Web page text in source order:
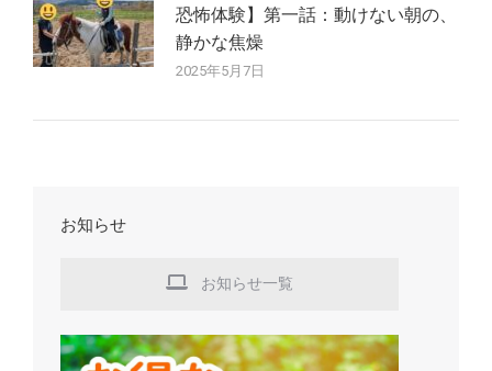
恐怖体験】第一話：動けない朝の、
静かな焦燥
2025年5月7日
お知らせ
お知らせ一覧